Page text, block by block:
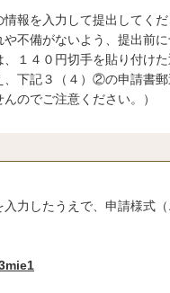
報を入力して提出してくだ
備がないよう、提出前に
１４０円切手を貼り付け
下記３（４）②の申請書郵
のでご注意ください。）
力したうえで、申請様式